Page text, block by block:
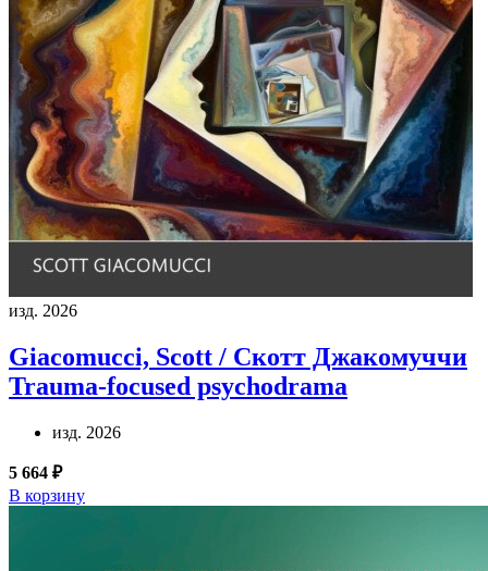
изд. 2026
Giacomucci, Scott / Скотт Джакомуччи
Trauma-focused psychodrama
изд. 2026
5 664 ₽
В корзину